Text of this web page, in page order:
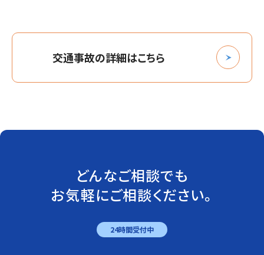
交通事故の詳細はこちら
どんなご相談でも
お気軽にご相談ください。
24時間受付中